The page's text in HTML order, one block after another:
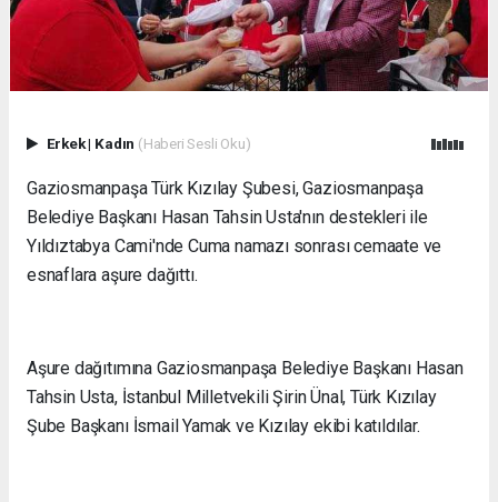
Erkek| Kadın (Haberi Sesli Oku)
Gaziosmanpaşa Türk Kızılay Şubesi, Gaziosmanpaşa
Belediye Başkanı Hasan Tahsin Usta'nın destekleri ile
Yıldıztabya Cami'nde Cuma namazı sonrası cemaate ve
esnaflara aşure dağıttı.
Aşure dağıtımına Gaziosmanpaşa Belediye Başkanı Hasan
Tahsin Usta, İstanbul Milletvekili Şirin Ünal, Türk Kızılay
Şube Başkanı İsmail Yamak ve Kızılay ekibi katıldılar.